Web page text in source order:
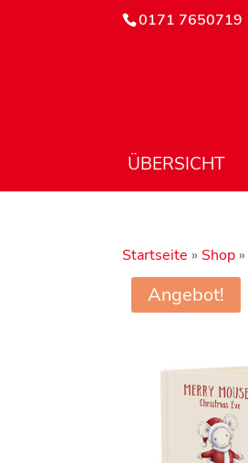
0171 7650719
ÜBERSICHT
Startseite » Shop »
Angebot!